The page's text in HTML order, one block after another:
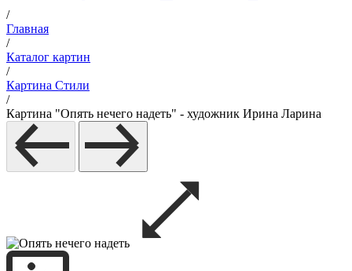
/
Главная
/
Каталог картин
/
Картина Стили
/
Картина "Опять нечего надеть" - художник Ирина Ларина